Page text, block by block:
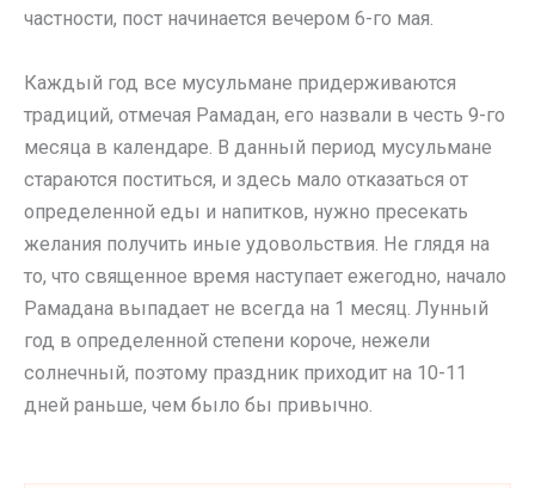
частности, пост начинается вечером 6-го мая.
Каждый год все мусульмане придерживаются
традиций, отмечая Рамадан, его назвали в честь 9-го
месяца в календаре. В данный период мусульмане
стараются поститься, и здесь мало отказаться от
определенной еды и напитков, нужно пресекать
желания получить иные удовольствия. Не глядя на
то, что священное время наступает ежегодно, начало
Рамадана выпадает не всегда на 1 месяц. Лунный
год в определенной степени короче, нежели
солнечный, поэтому праздник приходит на 10-11
дней раньше, чем было бы привычно.